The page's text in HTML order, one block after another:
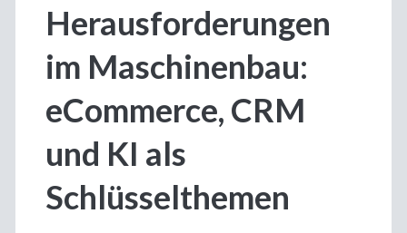
Herausforderungen
im Maschinenbau:
eCommerce, CRM
und KI als
Schlüsselthemen